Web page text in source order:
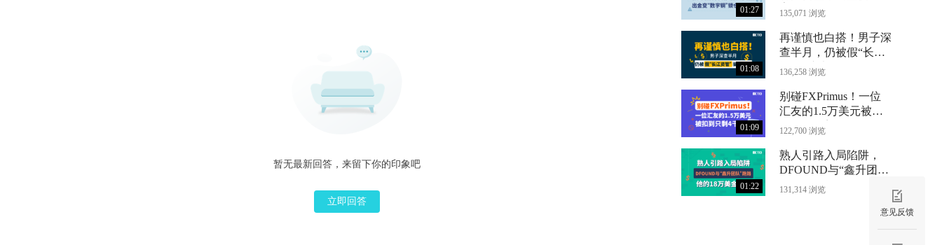
暂无最新回答，来留下你的印象吧
立即回答
01:27
字铜”锁仓24个月
135,071 浏览
01:08
再谨慎也白搭！男子深
查半月，仍被假“长江
资管”骗光71万
136,258 浏览
01:09
别碰FXPrimus！一位
汇友的1.5万美元被扣
到只剩4千
122,700 浏览
01:22
熟人引路入局陷阱，
DFOUND与“鑫升团
队”跑路，他的18万美
131,314 浏览
意见反馈